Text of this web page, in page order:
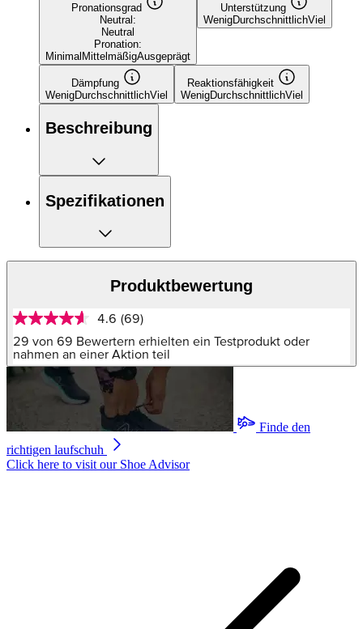
Pronationsgrad
Neutral:
Neutral
Pronation:
Minimal MittelmäßigAusgeprägt
Unterstützung
WenigDurchschnittlichViel
Dämpfung
WenigDurchschnittlichViel
Reaktionsfähigkeit
WenigDurchschnittlichViel
Beschreibung
Spezifikationen
Produktbewertung
4.6
von
5
Sternen,
Durchschnittswert
Bewertung.
69
Link
auf
4.6 (69)
29 von 69 Bewertern erhielten ein Testprodukt oder
nahmen an einer Aktion teil
Finde den
richtigen laufschuh
Click here to visit our Shoe Advisor